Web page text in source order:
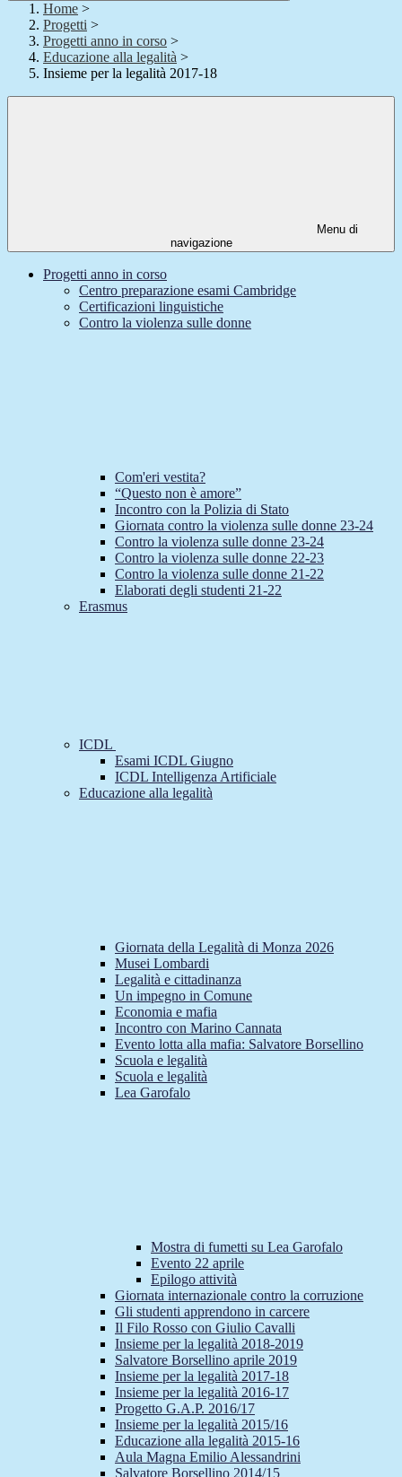
Home >
Progetti >
Progetti anno in corso >
Educazione alla legalità >
Insieme per la legalità 2017-18
Menu di
navigazione
Progetti anno in corso
Centro preparazione esami Cambridge
Certificazioni linguistiche
Contro la violenza sulle donne
Com'eri vestita?
“Questo non è amore”
Incontro con la Polizia di Stato
Giornata contro la violenza sulle donne 23-24
Contro la violenza sulle donne 23-24
Contro la violenza sulle donne 22-23
Contro la violenza sulle donne 21-22
Elaborati degli studenti 21-22
Erasmus
ICDL
Esami ICDL Giugno
ICDL Intelligenza Artificiale
Educazione alla legalità
Giornata della Legalità di Monza 2026
Musei Lombardi
Legalità e cittadinanza
Un impegno in Comune
Economia e mafia
Incontro con Marino Cannata
Evento lotta alla mafia: Salvatore Borsellino
Scuola e legalità
Scuola e legalità
Lea Garofalo
Mostra di fumetti su Lea Garofalo
Evento 22 aprile
Epilogo attività
Giornata internazionale contro la corruzione
Gli studenti apprendono in carcere
Il Filo Rosso con Giulio Cavalli
Insieme per la legalità 2018-2019
Salvatore Borsellino aprile 2019
Insieme per la legalità 2017-18
Insieme per la legalità 2016-17
Progetto G.A.P. 2016/17
Insieme per la legalità 2015/16
Educazione alla legalità 2015-16
Aula Magna Emilio Alessandrini
Salvatore Borsellino 2014/15